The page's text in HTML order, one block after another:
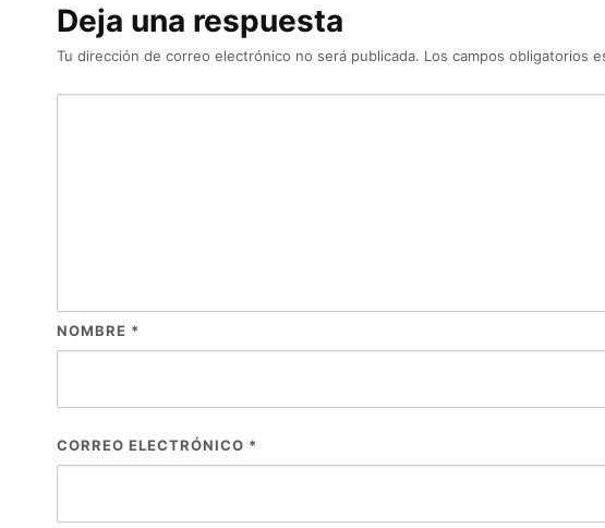
Deja una respuesta
Tu dirección de correo electrónico no será publicada. Los campos obligatorios
NOMBRE *
CORREO ELECTRÓNICO *